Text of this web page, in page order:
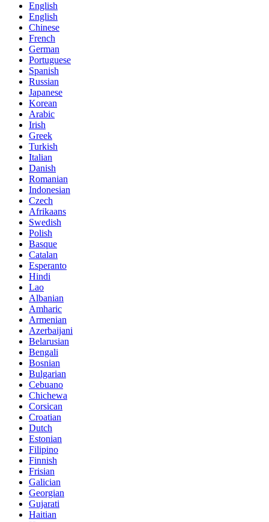
English
English
Chinese
French
German
Portuguese
Spanish
Russian
Japanese
Korean
Arabic
Irish
Greek
Turkish
Italian
Danish
Romanian
Indonesian
Czech
Afrikaans
Swedish
Polish
Basque
Catalan
Esperanto
Hindi
Lao
Albanian
Amharic
Armenian
Azerbaijani
Belarusian
Bengali
Bosnian
Bulgarian
Cebuano
Chichewa
Corsican
Croatian
Dutch
Estonian
Filipino
Finnish
Frisian
Galician
Georgian
Gujarati
Haitian